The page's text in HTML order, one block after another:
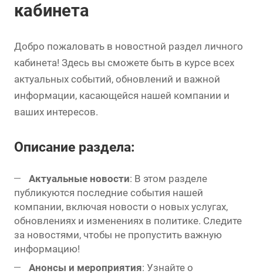
кабинета
Добро пожаловать в новостной раздел личного
кабинета! Здесь вы сможете быть в курсе всех
актуальных событий, обновлений и важной
информации, касающейся нашей компании и
ваших интересов.
Описание раздела:
Актуальные новости: В этом разделе
публикуются последние события нашей
компании, включая новости о новых услугах,
обновлениях и изменениях в политике. Следите
за новостями, чтобы не пропустить важную
информацию!
Анонсы и мероприятия: Узнайте о